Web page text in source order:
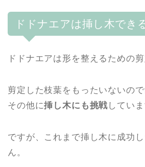
ドドナエアは挿し木でき
ドドナエアは形を整えるための
剪定した枝葉をもったいないので
その他に挿し木にも挑戦 していま
ですが、これまで挿し木に成功
ん。